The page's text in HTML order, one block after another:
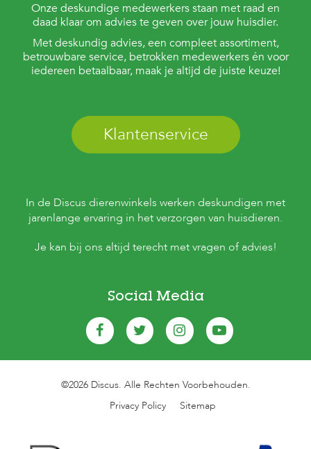
Onze deskundige medewerkers staan met raad en
daad klaar om advies te geven over jouw huisdier.
Met deskundig advies, een compleet assortiment,
betrouwbare service, betrokken medewerkers én voor
iedereen betaalbaar, maak je altijd de juiste keuze!
Klantenservice
In de Discus dierenwinkels werken deskundigen met
jarenlange ervaring in het verzorgen van huisdieren.
Je kan bij ons altijd terecht met vragen of advies!
Social Media
©2026 Discus. Alle Rechten Voorbehouden.
Privacy Policy
Sitemap